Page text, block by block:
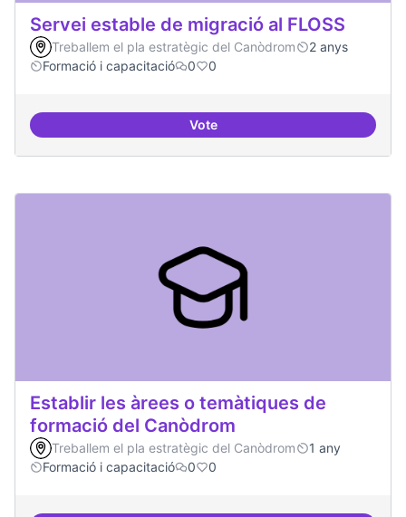
Servei estable de migració al FLOSS
Treballem el pla estratègic del Canòdrom
2 anys
Formació i capacitació
0 0
VoteServei estable de migració al
Establir les àrees o temàtiques de
formació del Canòdrom
Treballem el pla estratègic del Canòdrom
1 any
Formació i capacitació
0 0